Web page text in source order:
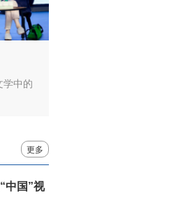
学中的
更多
中国”视